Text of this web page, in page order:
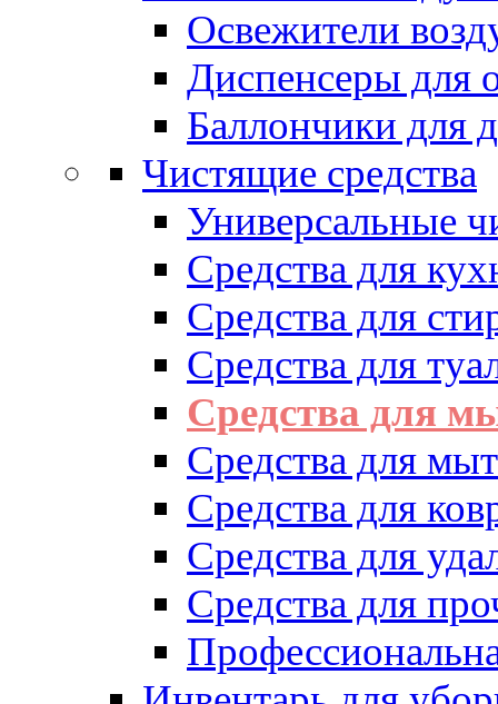
Освежители
Диспенсеры для
Баллончики для
Чистящие средства
Универсальные
Средства для
Средства для
Средства для
Средства для
Средства для
Средства для
Средства для
Средства для